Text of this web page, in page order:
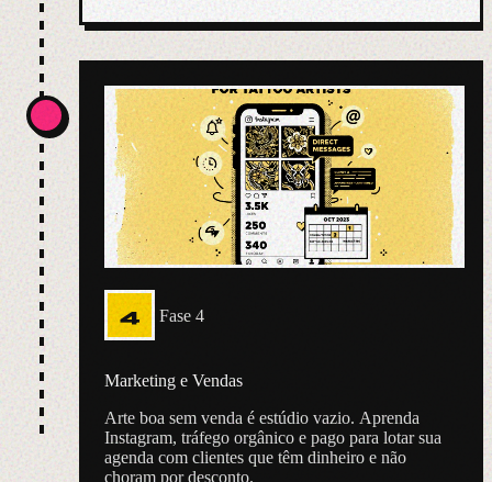
4 Fase 4
Marketing e Vendas
Arte boa sem venda é estúdio vazio. Aprenda
Instagram, tráfego orgânico e pago para lotar sua
agenda com clientes que têm dinheiro e não
choram por desconto.